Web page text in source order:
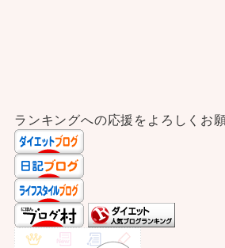
ランキングへの応援をよろしくお